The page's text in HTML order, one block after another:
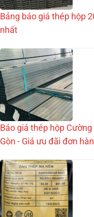
Bảng báo giá thép hộp
nhất
Báo giá thép hộp Cường
Gòn - Giá ưu đãi đơn